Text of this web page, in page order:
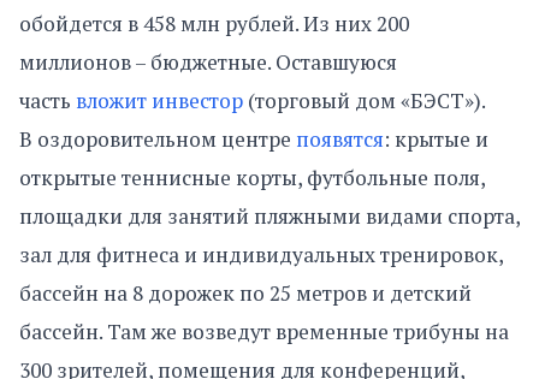
обойдется в 458 млн рублей. Из них 200
миллионов – бюджетные. Оставшуюся
часть вложит инвестор (торговый дом «БЭСТ»).
В оздоровительном центре появятся: крытые и
открытые теннисные корты, футбольные поля,
площадки для занятий пляжными видами спорта,
зал для фитнеса и индивидуальных тренировок,
бассейн на 8 дорожек по 25 метров и детский
бассейн. Там же возведут временные трибуны на
300 зрителей, помещения для конференций,